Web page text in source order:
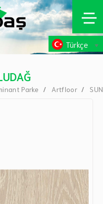
Türkçe
Parke Artfloor SUN